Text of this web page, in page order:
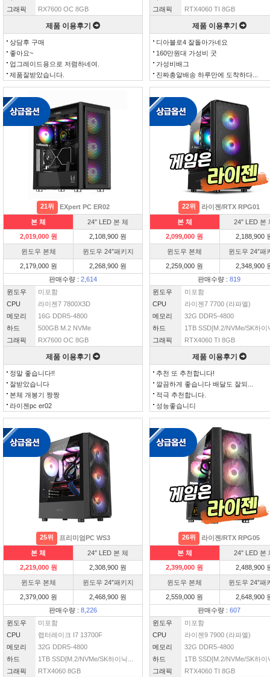
그래픽
RX7600 OC 8GB
제품 이용후기
상담후 구매
좋아요~
업그레이드용으로 저렴하네여.
제품잘받았습니다.
그래픽
RTX4060 TI 8GB
제품 이용후기
디아블로4 잘돌아가네요
160만원대 가성비 굿
가성비배그
진짜총알배송 하루만에 도착하다...
21위 EXpert PC ER02
본 체
24″ LED 본 체
2,019,000 원
2,108,900 원
윈도우 본체
윈도우 24″패키지
2,179,000 원
2,268,900 원
판매수량 : 2,614
윈도우
미포함
CPU
라이젠7 7800X3D
메모리
16G DDR5-4800
하드
500GB M.2 NVMe
그래픽
RX7600 OC 8GB
제품 이용후기
정말 좋습니다!!
잘받았습니다
본체 개봉기 짱짱
라이젠pc er02
22위 라이젠/RTX RPG01
본 체
24″ LED 본
2,099,000 원
2,188,900
윈도우 본체
윈도우 24″패
2,259,000 원
2,348,900
판매수량 : 819
윈도우
미포함
CPU
라이젠7 7700 (라파엘)
메모리
32G DDR5-4800
하드
1TB SSD[M.2/NVMe/SK하이
그래픽
RTX4060 TI 8GB
제품 이용후기
추천 또 추천합니다!
깔끔하게 좋습니다 배달도 잘되...
적극 추천합니다.
성능좋습니디
25위 프리미엄PC WS3
본 체
24″ LED 본 체
2,219,000 원
2,308,900 원
윈도우 본체
윈도우 24″패키지
2,379,000 원
2,468,900 원
판매수량 : 8,226
윈도우
미포함
CPU
랩터레이크 I7 13700F
메모리
32G DDR5-4800
하드
1TB SSD[M.2/NVMe/SK하이닉...
그래픽
RTX4060 8GB
26위 라이젠/RTX RPG05
본 체
24″ LED 본
2,399,000 원
2,488,900
윈도우 본체
윈도우 24″패
2,559,000 원
2,648,900
판매수량 : 607
윈도우
미포함
CPU
라이젠9 7900 (라파엘)
메모리
32G DDR5-4800
하드
1TB SSD[M.2/NVMe/SK하이
그래픽
RTX4060 TI 8GB